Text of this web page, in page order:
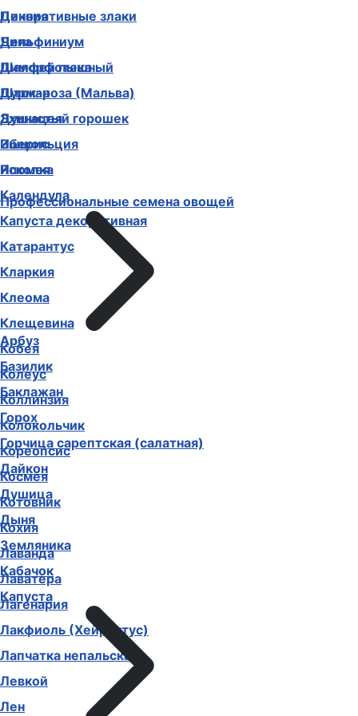
Декоративные злаки
Дельфиниум
Диморфотека
Дурман
Душистый горошек
Иберис
Ипомея
Календула
Капуста декоративная
Катарантус
Кларкия
Клеома
Клещевина
Кобея
Колеус
Коллинзия
Колокольчик
Кореопсис
Космея
Котовник
Кохия
Лаванда
Лаватера
Лагенария
Лакфиоль (Хейрантус)
Лапчатка непальская
Левкой
Лен
Цинния
Чина
Шалфей пышный
Шток-роза (Мальва)
Эхинацея
Эшшольция
Ясколка
Профессиональные семена овощей
Арбуз
Базилик
Баклажан
Горох
Горчица сарептская (салатная)
Дайкон
Душица
Дыня
Земляника
Кабачок
Капуста